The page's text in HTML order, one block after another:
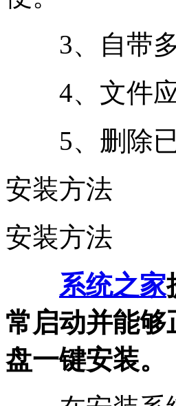
3、自带多
4、文件应
5、删除已
安装方法
安装方法
系统之家
常启动并能够
盘一键安装。